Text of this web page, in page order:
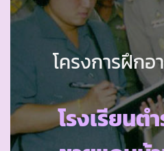
โครงการฝึกอ
โรงเรียนต